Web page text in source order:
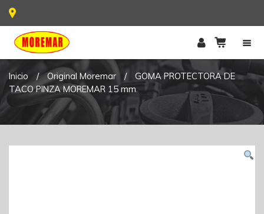
Inicio / Original Moremar /
GOMA PROTECTORA DE
TACO PINZA MOREMAR 15 mm.